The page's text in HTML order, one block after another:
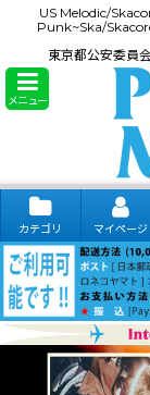
US Melodic/
Punk~Ska/
東京都公安委員
メニュー
カテゴリ マイページ